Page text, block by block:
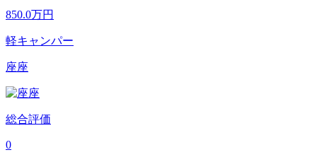
850.0万円
軽キャンパー
座座
総合評価
0